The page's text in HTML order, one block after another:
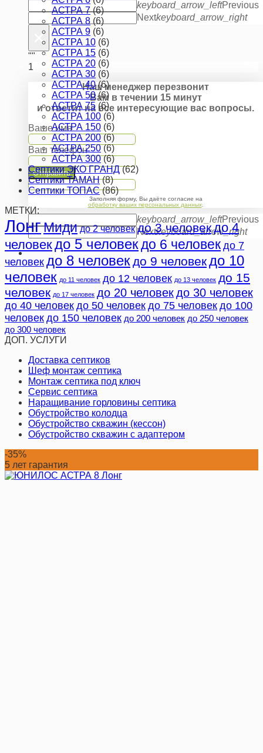
keyboard_arrow_leftPrevious
Nextkeyboard_arrow_right
×
""
1
Наш менеджер перезвонит
Вам в течении 15 минут
и ответит на все интересующие вас вопросы.
Ваше имя
Ваш телефон
Отправить
Заполняя форму, Вы даёте согласие на
обработку ваших персональных данных.
keyboard_arrow_leftPrevious
Nextkeyboard_arrow_right
АСТРА 7 (6)
АСТРА 8 (6)
АСТРА 9 (6)
АСТРА 10 (6)
АСТРА 15 (6)
АСТРА 20 (6)
АСТРА 30 (6)
АСТРА 40 (6)
АСТРА 50 (6)
АСТРА 75 (6)
АСТРА 100 (6)
АСТРА 150 (6)
АСТРА 200 (6)
АСТРА 250 (6)
АСТРА 300 (6)
Септики ЭКО ГРАНД (62)
Септики ТАМАН (8)
Септики ТОПАС (86)
МЕТКИ:
ЛонгМиди до 2 человек до 3 человекдо 4
человекдо 5 человекдо 6 человек до 7
человек до 8 человекдо 9 человекдо 10
человек до 11 человек до 12 человек до 13 человек до 15
человек до 17 человек до 20 человекдо 30 человек
до 40 человек до 50 человек до 75 человек до 100
человек до 150 человек до 200 человек до 250 человек
до 300 человек
ДОП. УСЛУГИ
Доставка септиков
Шеф монтаж септика
Монтаж септика под ключ
Сервис септика
Наращивание горловины септика
Обустройство колодца
Обустройство скважин (кессон)
Обустройство скважин с адаптером
-35%
5 лет гарантия